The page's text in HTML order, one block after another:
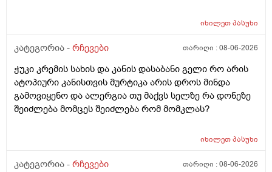
ანაფილაქცია განვითარდეს სწორია? ანუ იმ
კონკრეტული რაღაც ნივთიერების მიმართ ეს ტესტი
ტესტი დიდი დიდი გამოყაროს ხო?
იხილეთპასუხი
კატეგორია - რჩევები თარიღი :08-06-2026
ჭუკი კრემის სახის და კანის დასაბანი გელი რო არის
ატოპიური კანისთვის მურტიკა არის დროს მინდა
გამოვიყენო და ალერგია თუ მაქვს სელზე რა დონეზე
შეიძლება მომცეს შეიძლება რომ მომკლას?
იხილეთპასუხი
კატეგორია - რჩევები თარიღი :08-06-2026